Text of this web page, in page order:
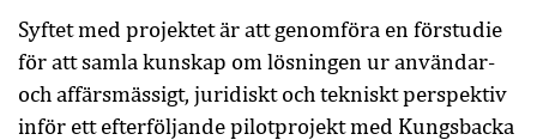
Syftet med projektet är att genomföra en förstudie
för att samla kunskap om lösningen ur användar-
och affärsmässigt, juridiskt och tekniskt perspektiv
inför ett efterföljande pilotprojekt med Kungsbacka